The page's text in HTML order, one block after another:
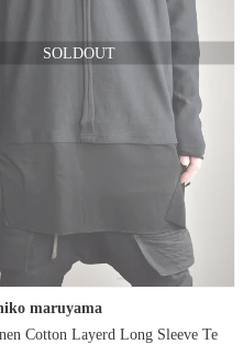
maruyama
Cotton Layerd Long Sleeve Te